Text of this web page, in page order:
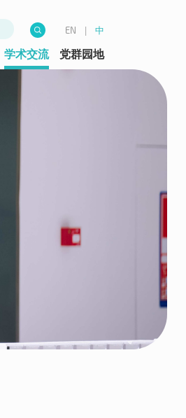
EN | 中
学术交流 党群园地